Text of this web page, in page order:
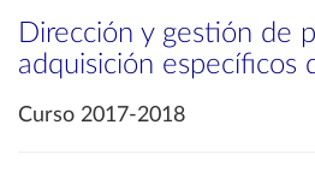
Dirección y gestión de
adquisición específicos
Curso 2017-2018